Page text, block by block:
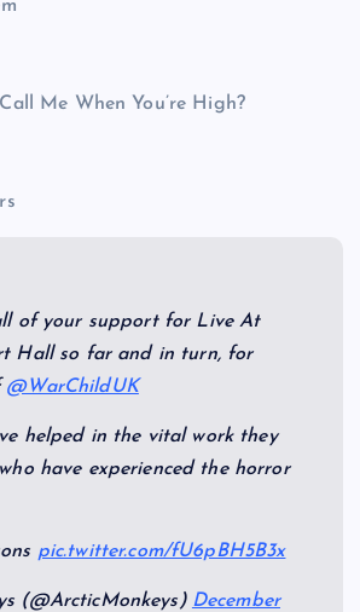
Me When You’re High?
of your support for Live At
Hall so far and in turn, for
@WarChildUK
helped in the vital work they
have experienced the horror
pic.twitter.com/fU6pBH5B3x
(@ArcticMonkeys) December